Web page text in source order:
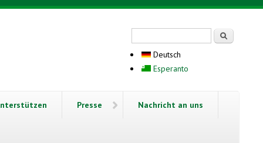
Deutsch
Esperanto
Presse Nachricht an uns